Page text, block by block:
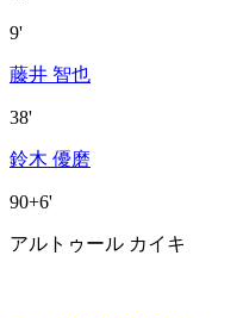
9'
藤井 智也
38'
鈴木 優磨
90+6'
アルトゥール カイキ